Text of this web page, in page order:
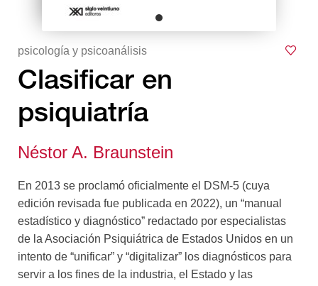
psicología y psicoanálisis
Clasificar en
psiquiatría
Néstor A. Braunstein
En 2013 se proclamó oficialmente el DSM-5 (cuya
edición revisada fue publicada en 2022), un “manual
estadístico y diagnóstico” redactado por especialistas
de la Asociación Psiquiátrica de Estados Unidos en un
intento de “unificar” y “digitalizar” los diagnósticos para
servir a los fines de la industria, el Estado y las